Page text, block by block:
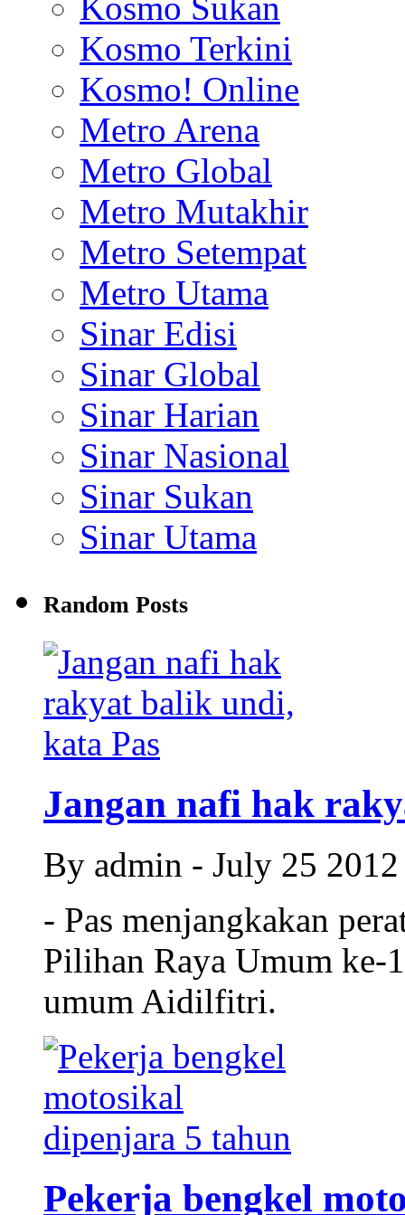
Kosmo Terkini
Kosmo! Online
Metro Arena
Metro Global
Metro Mutakhir
Metro Setempat
Metro Utama
Sinar Edisi
Sinar Global
Sinar Harian
Sinar Nasional
Sinar Sukan
Sinar Utama
Random Posts
Jangan nafi hak
By admin - July 25
- Pas menjangkakan
Pilihan Raya Umum ke-
umum Aidilfitri.
Pekerja bengkel